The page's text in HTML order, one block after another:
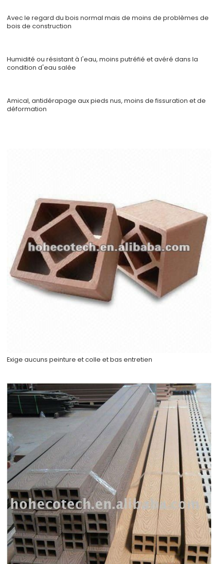
Avec le regard du bois normal mais de moins de problèmes de
bois de construction
Humidité ou résistant à l'eau, moins putréfié et avéré dans la
condition d'eau salée
Amical, antidérapage aux pieds nus, moins de fissuration et de
déformation
Exige aucuns peinture et colle et bas entretien